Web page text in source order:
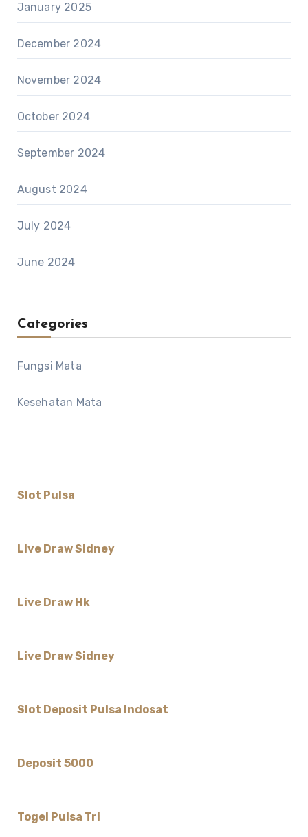
January 2025
December 2024
November 2024
October 2024
September 2024
August 2024
July 2024
June 2024
Categories
Fungsi Mata
Kesehatan Mata
Slot Pulsa
Live Draw Sidney
Live Draw Hk
Live Draw Sidney
Slot Deposit Pulsa Indosat
Deposit 5000
Togel Pulsa Tri